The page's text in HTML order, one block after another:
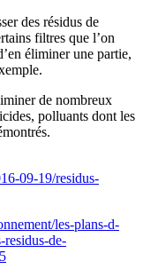
des résidus de
filtres que l’on
éliminer une partie,
de nombreux
polluants dont les
09-19/residus-
les-plans-d-
residus-de-